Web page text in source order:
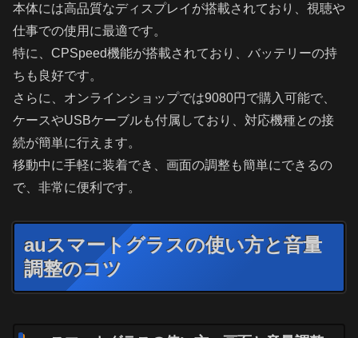
本体には高品質なディスプレイが搭載されており、視聴や
仕事での使用に最適です。
特に、CPSpeed機能が搭載されており、バッテリーの持
ちも良好です。
さらに、オンラインショップでは9080円で購入可能で、
ケースやUSBケーブルも付属しており、対応機種との接
続が簡単に行えます。
移動中に手軽に装着でき、画面の調整も簡単にできるの
で、非常に便利です。
auスマートグラスの使い方と音量
調整のコツ